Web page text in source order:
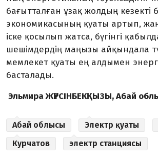
бағытталған ұзақ жолдың ке­зекті
экономи­ка­сының қуаты артып,
іске қосылып жатса, бүгінгі
шешімдердің маңы­зы айқындала
мем­ле­кет қуаты ең алдымен
басталады.
Эльмира ЖҮРСІНБЕКҚЫЗЫ, Абай
Абай облысы Электр қуаты
Курчатов
электр станциясы